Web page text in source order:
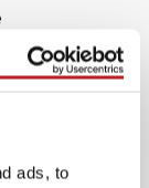
ads, to
onder
van